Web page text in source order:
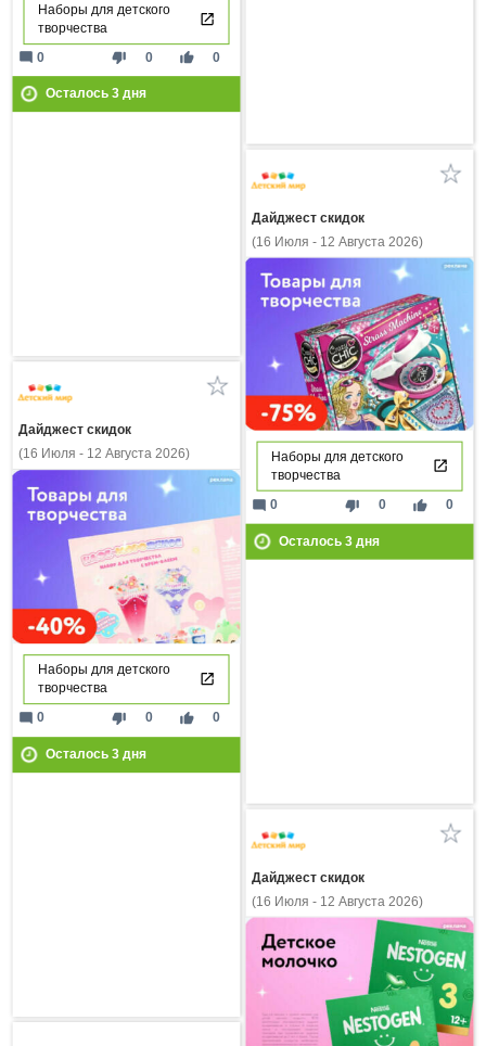
Наборы для детского
творчества
thumb_down 0 thumb_up 0
mode_comment 0
Осталось 3дня
Дайджест скидок
(16 Июля - 12 Августа 2026)
Наборы для детского
творчества
thumb_down 0 thumb_up 0
mode_comment 0
Осталось 3дня
Дайджест скидок
(16 Июля - 12 Августа 2026)
Наборы для детского
творчества
thumb_down 0 thumb_up 0
mode_comment 0
Осталось 3дня
Дайджест скидок
(16 Июля - 12 Августа 2026)